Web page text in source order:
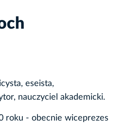
eseista,
nauczyciel akademicki.
roku - obecnie wiceprezes